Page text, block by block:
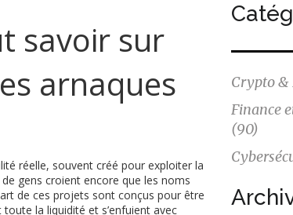
savoir sur
arnaques
réelle, souvent créé pour exploiter la
gens croient encore que les noms
de ces projets sont conçus pour être
la liquidité et s’enfuient avec
Crypto &
Finance
(90)